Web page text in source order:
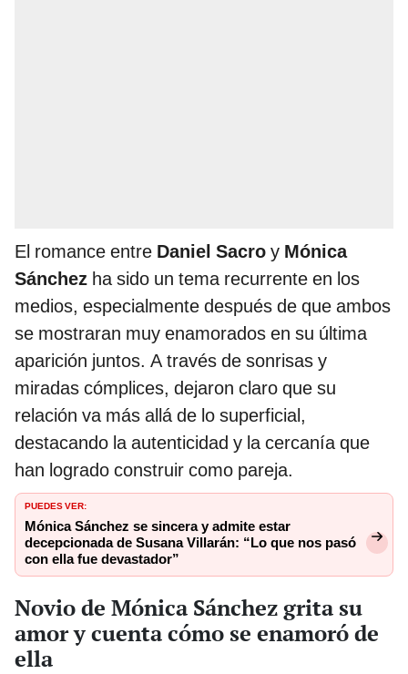
El romance entre Daniel Sacro y Mónica
Sánchez ha sido un tema recurrente en los
medios, especialmente después de que ambos
se mostraran muy enamorados en su última
aparición juntos. A través de sonrisas y
miradas cómplices, dejaron claro que su
relación va más allá de lo superficial,
destacando la autenticidad y la cercanía que
han logrado construir como pareja.
PUEDES VER:
Mónica Sánchez se sincera y admite estar
decepcionada de Susana Villarán: “Lo que nos pasó
con ella fue devastador”
Novio de Mónica Sánchez grita su
amor y cuenta cómo se enamoró de
ella